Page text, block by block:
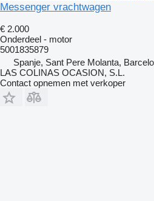
Messenger vrachtwagen
€ 2.000
Onderdeel - motor
5001835879
Spanje, Sant Pere Molanta,
LAS COLINAS OCASION, S.L.
Contact opnemen met verkoper